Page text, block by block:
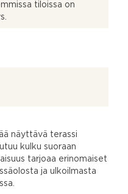
tiloissa on
näyttävä terassi
kulku suoraan
tarjoaa erinomaiset
ja ulkoilmasta